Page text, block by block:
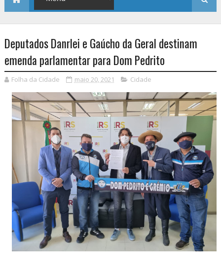
Deputados Danrlei e Gaúcho da Geral destinam
emenda parlamentar para Dom Pedrito
Folha da Cidade maio 20, 2021 Cidade